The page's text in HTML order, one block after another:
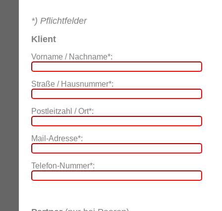
*) Pflichtfelder
Klient
Vorname / Nachname*:
Straße / Hausnummer*:
Postleitzahl / Ort*:
Mail-Adresse*:
Telefon-Nummer*: